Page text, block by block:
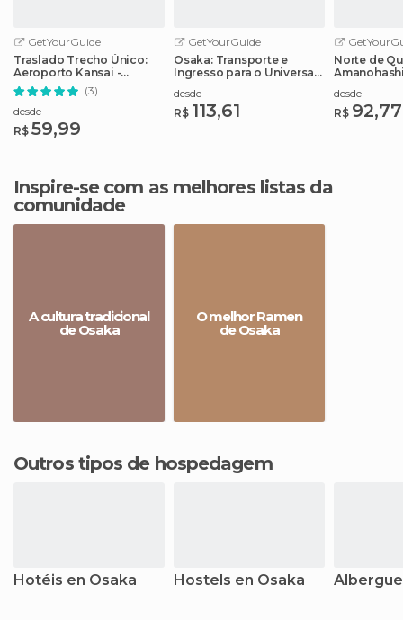
GetYourGuide
Traslado Trecho Único:
Aeroporto Kansai -
Osaka/Kyoto/Sakai
(3)
desde
R$ 59,99
GetYourGuide
Osaka: Transporte e
Ingresso para o Universal
desde
R$ 113,61
Norte de
desde
R$ 92,77
Inspire-se com as melhores listas da
comunidade
A cultura tradicional
de Osaka
O melhor Ramen
de Osaka
Outros tipos de hospedagem
Hotéis en Osaka Hostels en Osaka